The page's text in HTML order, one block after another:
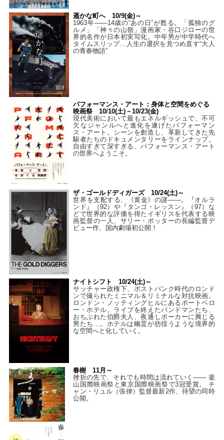
遥かな町へ 10/9(金)～
1963年――14歳の“あの日”が甦る。「孤独のグ
ルメ」「神々の山嶺」漫画家・谷口ジローの世
界的名作が日本初実写化。中年男が中学時代へ
タイムスリップ…人生の選択を見つめ直す“大人
の青春物語”
パフォーマンス・アート：身体と空間をめぐる
映画祭 10/10(土)－10/23(金)
現代美術において最もエネルギッシュで、不可
欠なジャンルへと進化を遂げたパフォーマン
ス・アート。シーンを創造し、革新してきた先
駆者たちのドキュメンタリーをラインナップ。
自由すぎて深すぎる、パフォーマンス・アート
の世界へようこそ。
ザ・ゴールドディガーズ 10/24(土)～
世界を支配する、《黄金》の謎――。『オルラ
ンド』（92）や『タンゴ・レッスン』（97）な
どで世界的な評価を得たイギリスを代表する映
画監督の一人、サリー・ポッターの長編監督デ
ビュー作、国内劇場初公開！
ナイトシフト 10/24(土)～
サッチャー政権下、ポストパンク時代のロンド
ンで撮られたミニマル＆リミナルな対抗映画。
ロンドン・ノッティングヒルにあるポートベロ
ー・ホテル。ライブを終えたバンドマンたち、
おちぶれた伯爵夫人、夜通しポーカーに興じる
男たち…。ホテルは幽霊が彷徨うような境界的
な空間へと化していく。
春樹 11月～
挫折の先で、それでも時間は流れていく—— 釜
山国際映画祭と東京国際映画祭で3冠受賞。 チ
ャン・リュル（張律）監督最新2作、待望の同時
公開。